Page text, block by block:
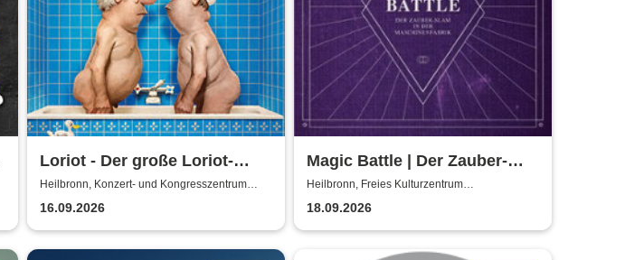
Loriot - Der große Loriot-
Abend
Heilbronn, Konzert- und Kongresszentrum
16.09.2026
Magic Battle | Der Zauber-
Slam in der Maschinenfabrik
Heilbronn, Freies Kulturzentrum
18.09.2026